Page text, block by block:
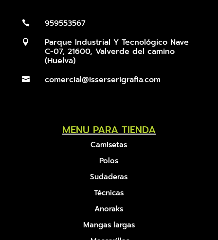
 959553567
 Parque Industrial Y Tecnológico Nave
C-07, 21600, Valverde del camino
(Huelva)
 comercial@isserserigrafia.com
MENU PARA TIENDA
Camisetas
Polos
Sudaderas
Técnicas
Anoraks
Mangas largas